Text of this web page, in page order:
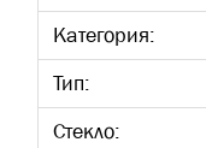
Категория:
Тип:
Стекло: